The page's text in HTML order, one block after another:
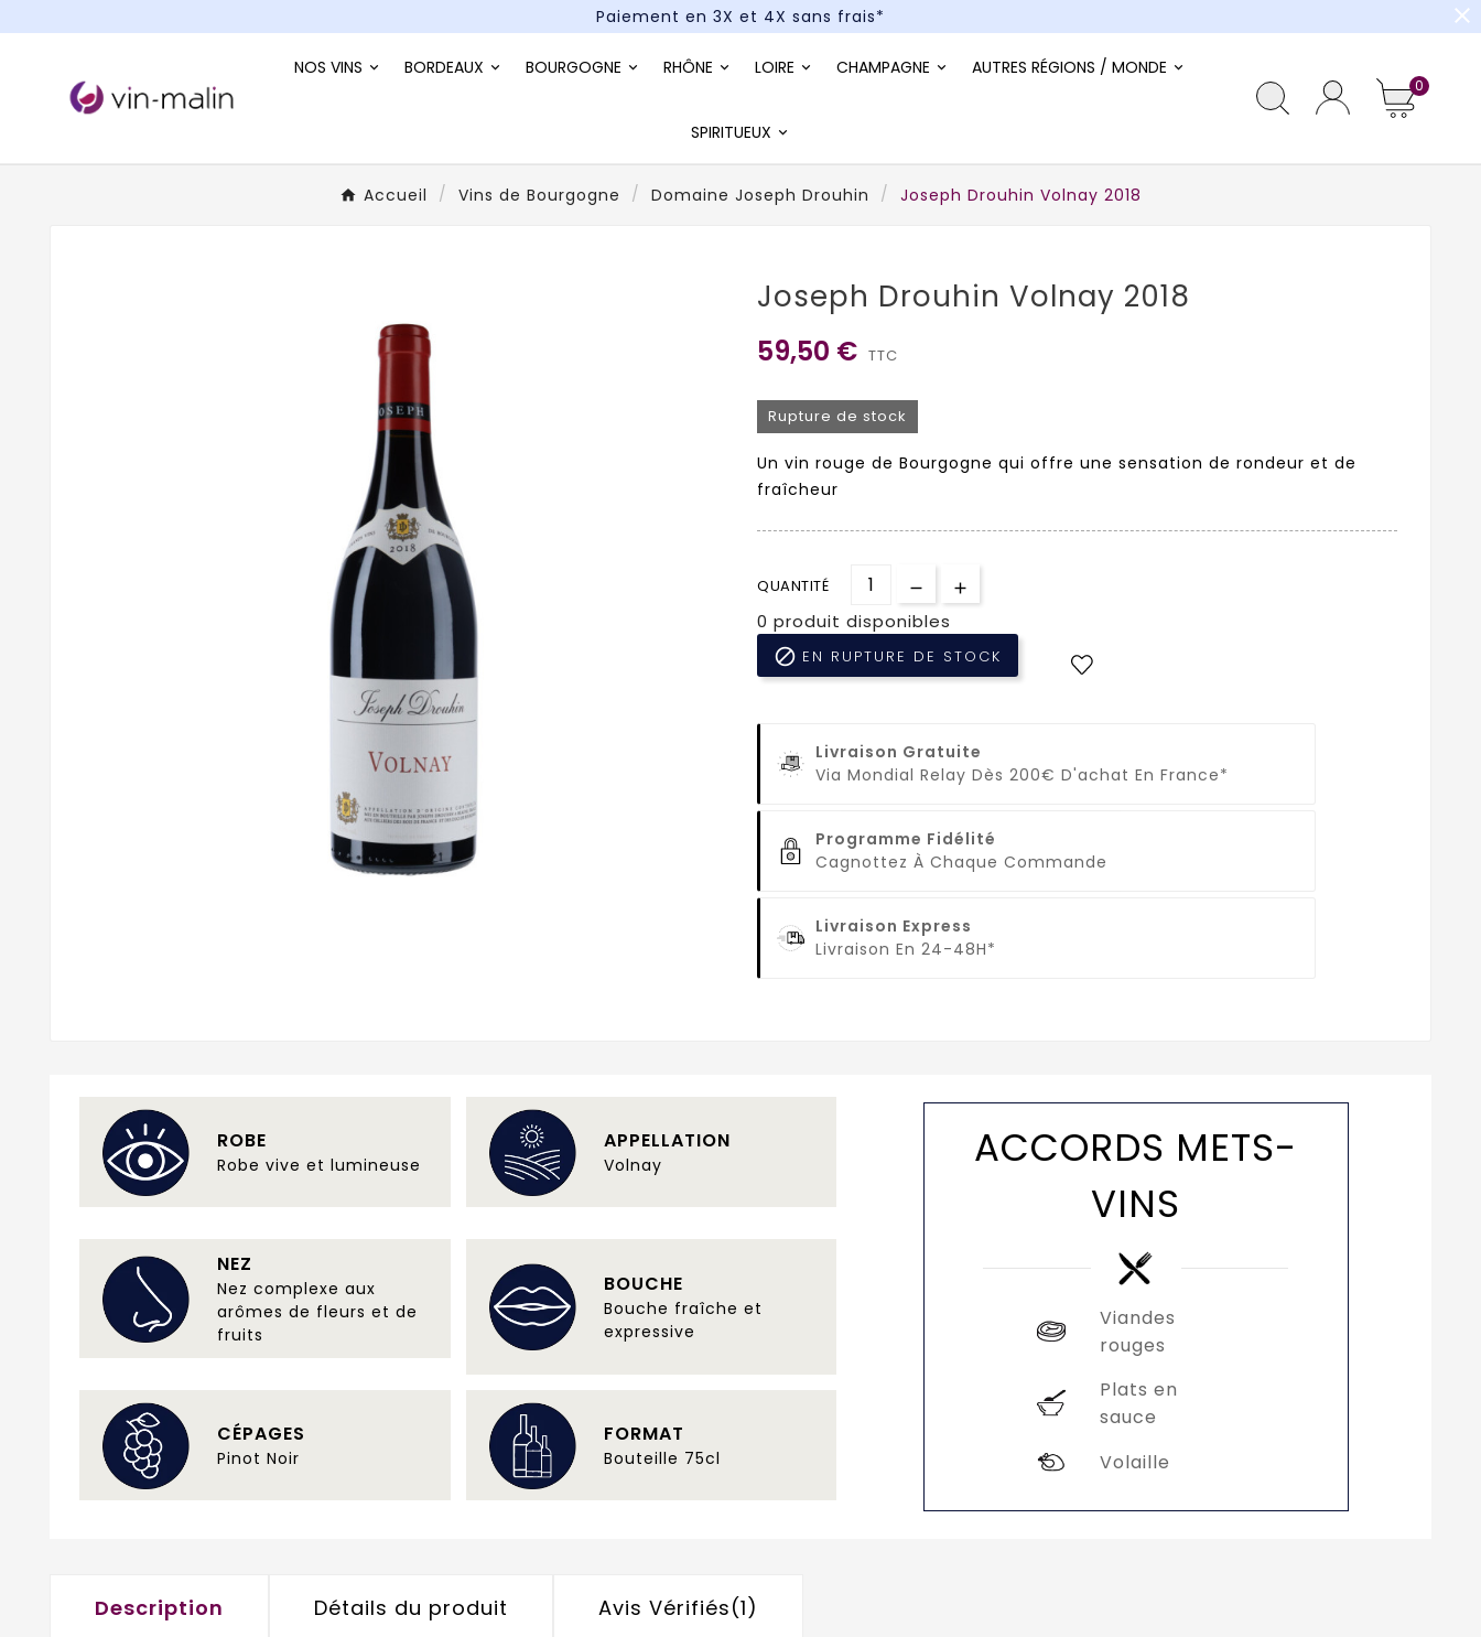
Paiement en 3X et 4X sans frais*
close
NOS VINS BORDEAUX BOURGOGNE RHÔNE LOIRE CHAMPAGNE AUTRES RÉGIONS / MONDE
SPIRITUEUX
0
Accueil Vins de Bourgogne Domaine Joseph Drouhin Joseph Drouhin Volnay 2018
Joseph Drouhin Volnay 2018
59,50 € TTC
Rupture de stock
Un vin rouge de Bourgogne qui offre une sensation de rondeur et de
fraîcheur
QUANTITÉ
0 produit disponibles
 EN RUPTURE DE STOCK
Livraison Gratuite
Via Mondial Relay Dès 200€ D'achat En France*
Programme Fidélité
Cagnottez À Chaque Commande
Livraison Express
Livraison En 24-48H*
ROBE
Robe vive et lumineuse
APPELLATION
Volnay
NEZ
Nez complexe aux
arômes de fleurs et de
fruits
BOUCHE
Bouche fraîche et
expressive
CÉPAGES
Pinot Noir
FORMAT
Bouteille 75cl
ACCORDS METS-
VINS
Viandes
rouges
Plats en
sauce
Volaille
Description Détails du produit Avis Vérifiés(1)